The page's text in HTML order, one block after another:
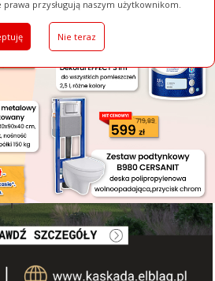
przysługują naszym użytkownikom.
Nie teraz